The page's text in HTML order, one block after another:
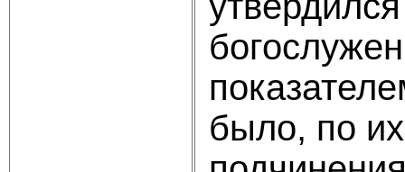
было, по